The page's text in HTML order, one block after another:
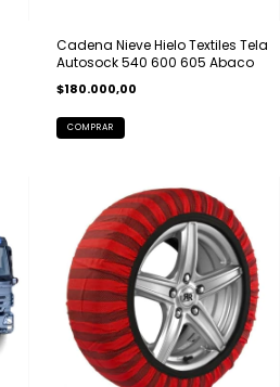
Cadena Nieve Hielo Textiles Tela
Autosock 540 600 605 Abaco
$180.000,00
COMPRAR